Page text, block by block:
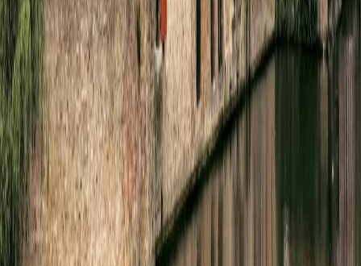
스타일
하이킹 & 트레킹
레일
애니멀
클래식
익스페디션
신발끈 정보
신발끈스토리
99 different holidays
슈캐스트
세계여행정보
여행공식
체력지수와 서비스레벨
가이드 운영 안내